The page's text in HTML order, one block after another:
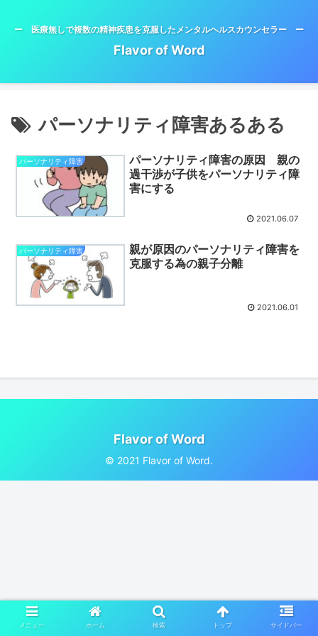
ー 医療無しで複数の精神疾患を克服したメンタルヘルスカウンセラー ー
Flavor of Word
パーソナリティ障害あるある
パーソナリティ障害
パーソナリティ障害の原因 親の
過干渉が子供をパーソナリティ障
害にする
2021.06.07
パーソナリティ障害
親が原因のパーソナリティ障害を
克服する為の親子分離
2021.06.01
Flavor of Word
© 2021 Flavor of Word.
メニュー ホーム 検索 トップ サイドバー